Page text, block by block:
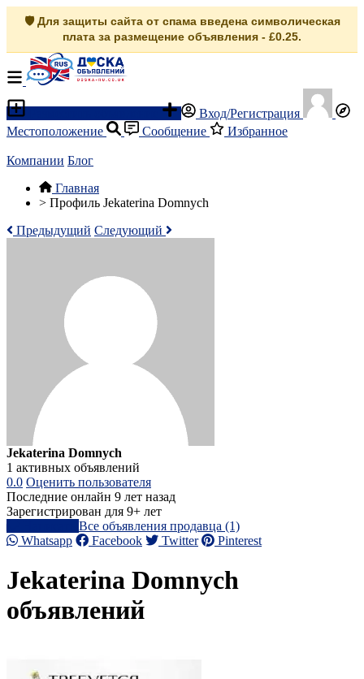
🛡️ Для защиты сайта от спама введена символическая
плата за размещение объявления - £0.25.
Вход/Регистрация
Местоположение
Сообщение Избранное
Компании Блог
Главная
> Профиль Jekaterina Domnych
Предыдущий Следующий
Jekaterina Domnych
1 активных объявлений
0.0 Оценить пользователя
Последние онлайн 9 лет назад
Зарегистрирован для 9+ лет
Все объявления продавца (1)
Whatsapp
Facebook Twitter Pinterest
Jekaterina Domnych
объявлений